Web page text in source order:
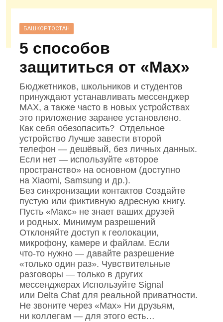
БАШКОРТОСТАН
5 способов
защититься от «Max»
Бюджетников, школьников и студентов
принуждают устанавливать мессенджер
МАХ, а также часто в новых устройствах
это приложение заранее установлено.
Как себя обезопасить? Отдельное
устройство Лучше завести второй
телефон — дешёвый, без личных данных.
Если нет — используйте «второе
пространство» на основном (доступно
на Xiaomi, Samsung и др.).
Без синхронизации контактов Создайте
пустую или фиктивную адресную книгу.
Пусть «Макс» не знает ваших друзей
и родных. Минимум разрешений
Отклоняйте доступ к геолокации,
микрофону, камере и файлам. Если
что‑то нужно — давайте разрешение
«только один раз». Чувствительные
разговоры — только в других
мессенджерах Используйте Signal
или Delta Chat для реальной приватности.
Не звоните через «Max» Ни друзьям,
ни коллегам — для этого есть…